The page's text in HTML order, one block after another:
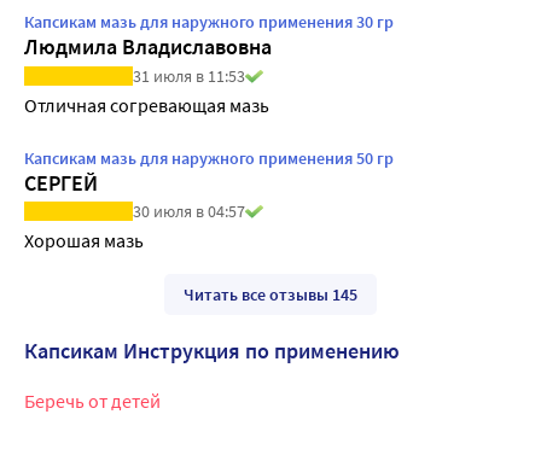
Капсикам мазь для наружного применения 30 гр
Людмила Владиславовна
31 июля в 11:53
Отличная согревающая мазь
Капсикам мазь для наружного применения 50 гр
СЕРГЕЙ
30 июля в 04:57
Хорошая мазь
Читать все отзывы 145
Капсикам Инструкция по применению
Беречь от детей